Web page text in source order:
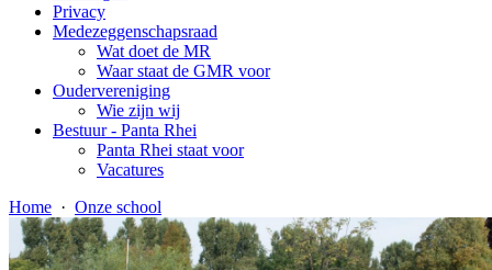
Privacy
Medezeggenschapsraad
Wat doet de MR
Waar staat de GMR voor
Oudervereniging
Wie zijn wij
Bestuur - Panta Rhei
Panta Rhei staat voor
Vacatures
Home · Onze school